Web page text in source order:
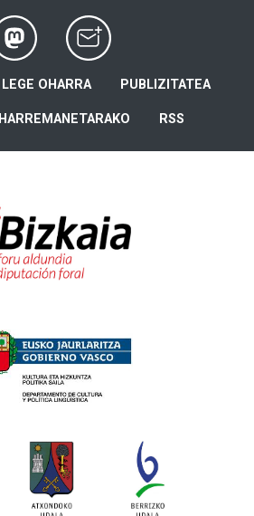
LEGE OHARRA PUBLIZITATEA
HARREMANETARAKO RSS